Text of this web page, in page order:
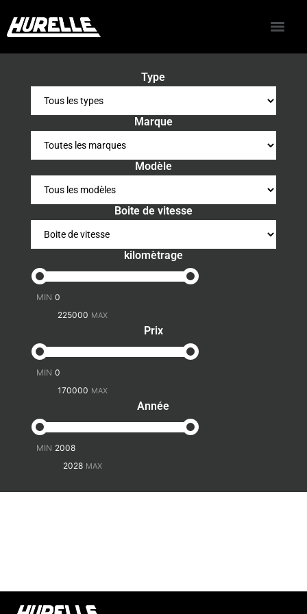
Type
Marque
Modèle
Boite de vitesse
kilomètrage
Prix
Année